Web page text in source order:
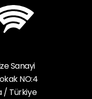
Sanayi
NO:4
/ Türkiye